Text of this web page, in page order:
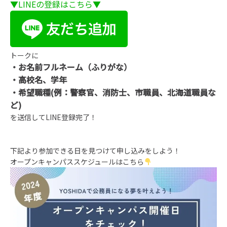
▼LINEの登録はこちら▼
トークに
・お名前フルネーム（ふりがな）
・高校名、学年
・希望職種(例：警察官、消防士、市職員、北海道職員な
ど)
を送信してLINE登録完了！
下記より参加できる日を見つけて申し込みをしよう！
オープンキャンパススケジュールはこちら